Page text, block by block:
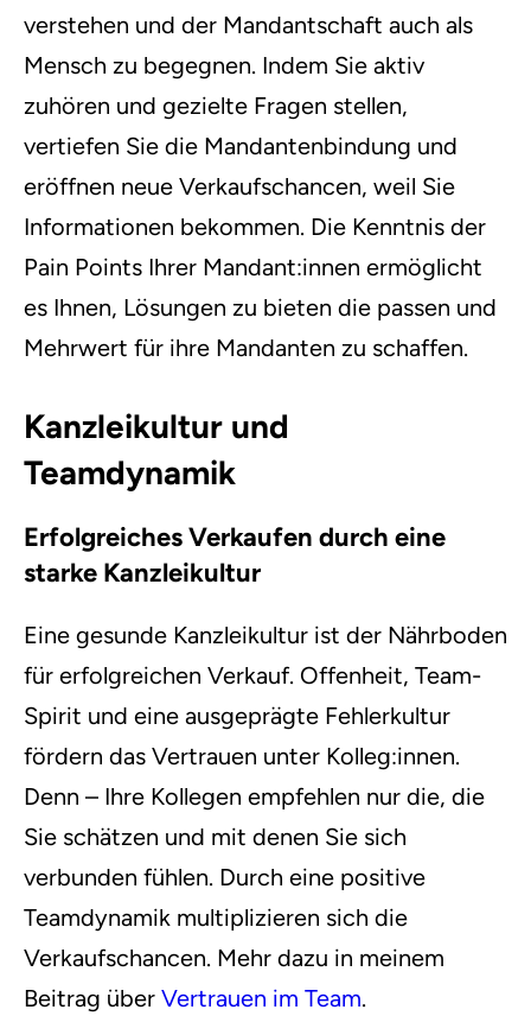
verstehen und der Mandantschaft auch als
Mensch zu begegnen. Indem Sie aktiv
zuhören und gezielte Fragen stellen,
vertiefen Sie die Mandantenbindung und
eröffnen neue Verkaufschancen, weil Sie
Informationen bekommen. Die Kenntnis der
Pain Points Ihrer Mandant:innen ermöglicht
es Ihnen, Lösungen zu bieten die passen und
Mehrwert für ihre Mandanten zu schaffen.
Kanzleikultur und
Teamdynamik
Erfolgreiches Verkaufen durch eine
starke Kanzleikultur
Eine gesunde Kanzleikultur ist der Nährboden
für erfolgreichen Verkauf. Offenheit, Team-
Spirit und eine ausgeprägte Fehlerkultur
fördern das Vertrauen unter Kolleg:innen.
Denn – Ihre Kollegen empfehlen nur die, die
Sie schätzen und mit denen Sie sich
verbunden fühlen. Durch eine positive
Teamdynamik multiplizieren sich die
Verkaufschancen. Mehr dazu in meinem
Beitrag über Vertrauen im Team.